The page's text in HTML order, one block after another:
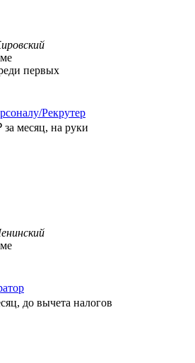
первых
Рекрутер
за месяц, на руки
до вычета налогов